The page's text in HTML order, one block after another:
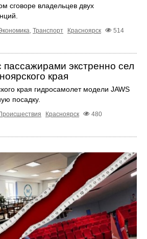
сговоре владельцев двух
, Транспорт Красноярск
514
пассажирами экстренно сел
края
края гидросамолет модели JAWS
посадку.
Красноярск
480